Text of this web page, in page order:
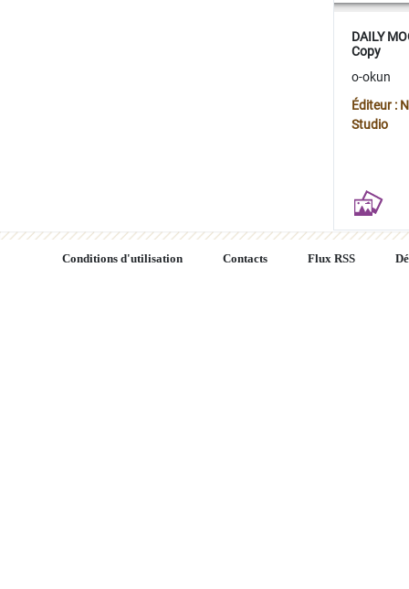
DAILY
Copy
o-okun
Éditeur :
Studio
Conditions d'utilisation Contacts Flux RSS